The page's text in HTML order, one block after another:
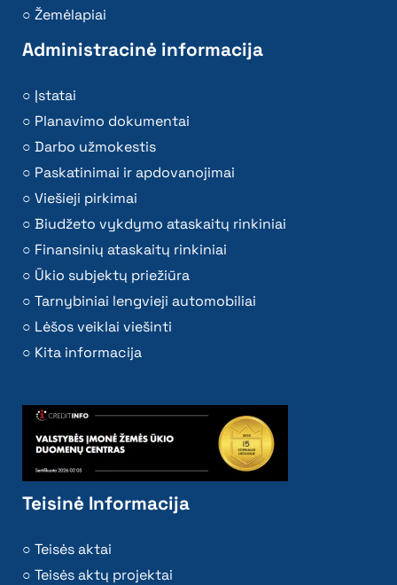
Žemėlapiai
Administracinė informacija
Įstatai
Planavimo dokumentai
Darbo užmokestis
Paskatinimai ir apdovanojimai
Viešieji pirkimai
Biudžeto vykdymo ataskaitų rinkiniai
Finansinių ataskaitų rinkiniai
Ūkio subjektų priežiūra
Tarnybiniai lengvieji automobiliai
Lėšos veiklai viešinti
Kita informacija
Teisinė Informacija
Teisės aktai
Teisės aktų projektai